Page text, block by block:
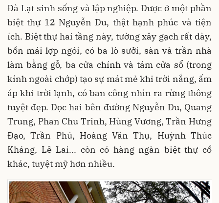
Đà Lạt sinh sống và lập nghiệp. Được ở một phần
biệt thự 12 Nguyễn Du, thật hạnh phúc và tiện
ích. Biệt thự hai tầng này, tường xây gạch rất dày,
bốn mái lợp ngói, có ba lò sưởi, sàn và trần nhà
làm bằng gỗ, ba cửa chính và tám cửa sổ (trong
kính ngoài chớp) tạo sự mát mẻ khi trời nắng, ấm
áp khi trời lạnh, có ban công nhìn ra rừng thông
tuyệt đẹp. Dọc hai bên đường Nguyễn Du, Quang
Trung, Phan Chu Trinh, Hùng Vương, Trần Hưng
Đạo, Trần Phú, Hoàng Văn Thụ, Huỳnh Thúc
Kháng, Lê Lai... còn có hàng ngàn biệt thự cổ
khác, tuyệt mỹ hơn nhiều.